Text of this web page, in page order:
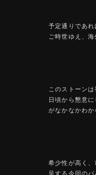
予定通りであ
ご時世ゆえ、
このストーン
日頃から懇意
がなかなかわか
希少性が高く